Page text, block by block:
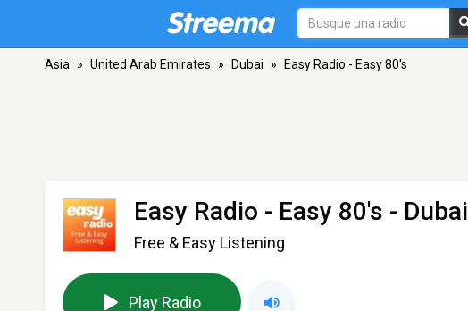
Asia » United Arab Emirates » Dubai » Easy Radio - Easy 80's
Easy Radio - Easy 80's - Dubai
Free & Easy Listening
Play Radio